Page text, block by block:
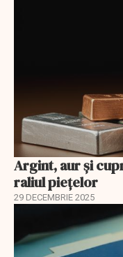
Argint, aur și
raliul piețelor
29 DECEMBRIE 2025